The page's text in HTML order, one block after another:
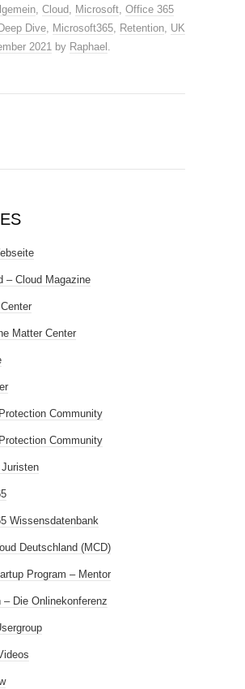
, Cloud, Microsoft, Office 365
Deep Dive, Microsoft365, Retention, UK
2021 by Raphael .
– Cloud Magazine
Matter Center
Community
Community
Juristen
Wissensdatenbank
Deutschland (MCD)
Program – Mentor
– Die Onlinekonferenz